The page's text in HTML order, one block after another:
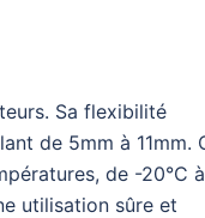
Sa flexibilité
de 5mm à 11mm.
de -20°C à
utilisation sûre et